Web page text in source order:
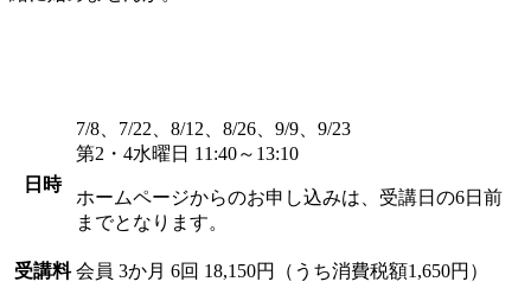
日時
7/8、7/22、8/12、8/26、9/9、9/23
第2・4水曜日 11:40～13:10
ホームページからのお申し込みは、受講日の6日前
までとなります。
受講料 会員 3か月 6回 18,150円（うち消費税額1,650円）